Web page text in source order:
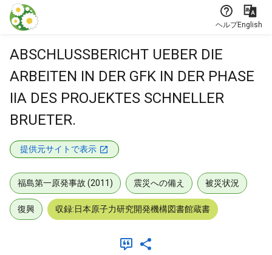
本文に飛ぶ
ヘルプEnglish
ABSCHLUSSBERICHT UEBER DIE
ARBEITEN IN DER GFK IN DER PHASE
IIA DES PROJEKTES SCHNELLER
BRUETER.
提供元サイトで表示
福島第一原発事故 (2011) 震災への備え 被災状況
復興 収録:日本原子力研究開発機構図書館蔵書